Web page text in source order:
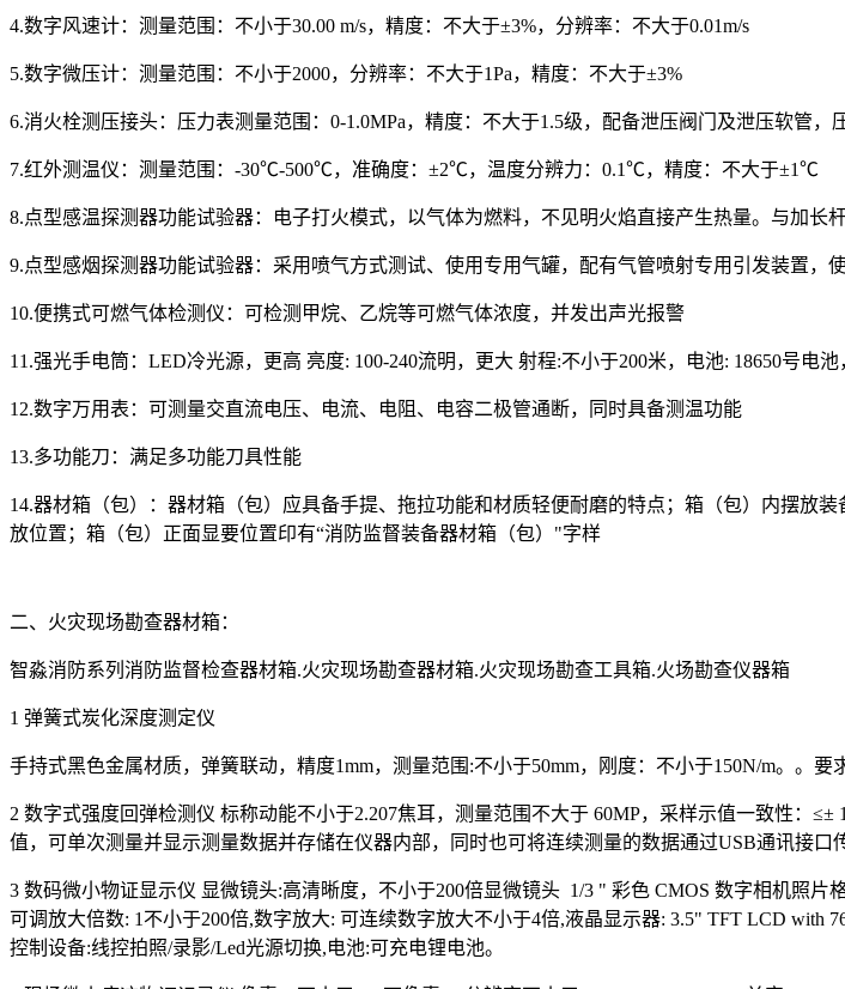
4.数字风速计：测量范围：不小于30.00 m/s，精度：不大于±3%，分辨率：不大于0.01m/s
5.数字微压计：测量范围：不小于2000，分辨率：不大于1Pa，精度：不大于±3%
6.消火栓测压接头：压力表测量范围：0-1.0MPa，精度：不大于1.5级，配备泄压阀门及泄压软管，
7.红外测温仪：测量范围：-30℃-500℃，准确度：±2℃，温度分辨力：0.1℃，精度：不大于±1℃
8.点型感温探测器功能试验器：电子打火模式，以气体为燃料，不见明火焰直接产生热量。与加长
9.点型感烟探测器功能试验器：采用喷气方式测试、使用专用气罐，配有气管喷射专用引发装置，
10.便携式可燃气体检测仪：可检测甲烷、乙烷等可燃气体浓度，并发出声光报警
11.强光手电筒：LED冷光源，更高 亮度: 100-240流明，更大 射程:不小于200米，电池: 18650号电
12.数字万用表：可测量交直流电压、电流、电阻、电容二极管通断，同时具备测温功能
13.多功能刀：满足多功能刀具性能
14.器材箱（包）：器材箱（包）应具备手提、拖拉功能和材质轻便耐磨的特点；箱（包）内摆放
放位置；箱（包）正面显要位置印有“消防监督装备器材箱（包）"字样
二、火灾现场勘查器材箱：
智淼消防系列消防监督检查器材箱.火灾现场勘查器材箱.火灾现场勘查工具箱.火场勘查仪器箱
1 弹簧式炭化深度测定仪
手持式黑色金属材质，弹簧联动，精度1mm，测量范围:不小于50mm，刚度：不小于150N/m。。
2 数字式强度回弹检测仪 标称动能不小于2.207焦耳，测量范围不大于 60MP，采样示值一致性：
值，可单次测量并显示测量数据并存储在仪器内部，同时也可将连续测量的数据通过USB通讯接
3 数码微小物证显示仪 显微镜头:高清晰度，不小于200倍显微镜头 1/3 " 彩色 CMOS 数字相机照
可调放大倍数: 1不小于200倍,数字放大: 可连续数字放大不小于4倍,液晶显示器: 3.5" TFT LCD with
控制设备:线控拍照/录影/Led光源切换,电池:可充电锂电池。